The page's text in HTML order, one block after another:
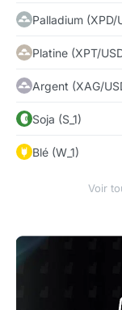
Palladium (XPD/
Platine (XPT/
Argent (XAG/
Soja (S_1)
Blé (W_1)
Voir